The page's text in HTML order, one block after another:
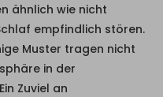
ähnlich wie nicht
empfindlich stören.
Muster tragen nicht
in der
Zuviel an